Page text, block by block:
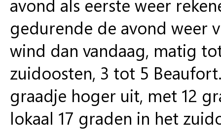
avond als eerste weer
gedurende de avond weer
wind dan vandaag, matig
zuidoosten, 3 tot 5
graadje hoger uit, met 12
lokaal 17 graden in het